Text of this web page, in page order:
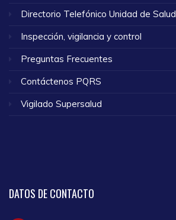
Directorio Telefónico Unidad de Salud
Inspección, vigilancia y control
Preguntas Frecuentes
Contáctenos PQRS
Vigilado Supersalud
DATOS DE CONTACTO